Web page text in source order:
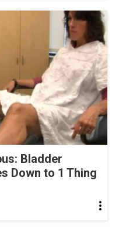
Bladder
Down to 1 Thing